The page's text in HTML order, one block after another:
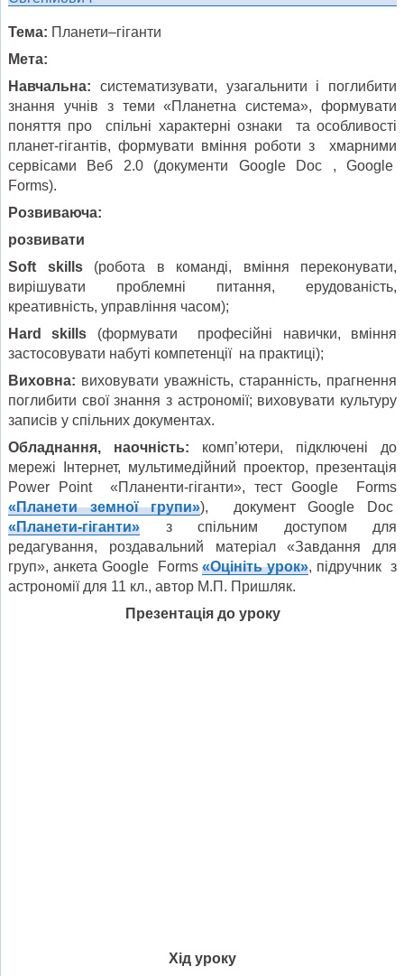
Тема: Планети–гіганти
Мета:
Навчальна: систематизувати, узагальнити і поглибити
знання учнів з теми «Планетна система», формувати
поняття про спільні характерні ознаки та особливості
планет-гігантів, формувати вміння роботи з хмарними
сервісами Веб 2.0 (документи Google Doc , Google
Forms).
Розвиваюча:
розвивати
Soft skills(робота в команді, вміння переконувати,
вирішувати проблемні питання, ерудованість,
креативність, управління часом);
Hard skills (формувати професійні навички, вміння
застосовувати набуті компетенції на практиці);
Виховна: виховувати уважність, старанність, прагнення
поглибити свої знання з астрономії; виховувати культуру
записів у спільних документах.
Обладнання, наочність: комп’ютери, підключені до
мережі Інтернет, мультимедійний проектор, презентація
Power Point «Планенти-гіганти», тест Google Forms
«Планети земної групи»), документ Google Doc
«Планети-гіганти» з спільним доступом для
редагування, роздавальний матеріал «Завдання для
груп», анкета Google Forms«Оцініть урок», підручник з
астрономії для 11 кл., автор М.П. Пришляк.
Презентація до уроку
Хід уроку